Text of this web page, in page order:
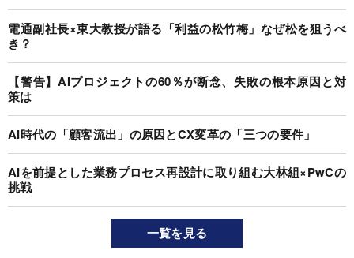
電通副社長×東大教授が語る「利益の松竹梅」なぜ松を狙うべ
き？
【警告】AIプロジェクトの60％が断念、失敗の根本原因と対
策は
AI時代の「顧客流出」の原因とCX変革の「三つの要件」
AIを前提とした業務プロセス再設計に取り組む大林組×PwCの
挑戦
一覧を見る